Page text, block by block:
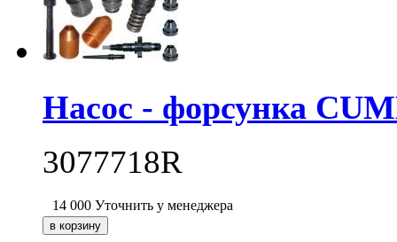
Насос - форсунка
3077718R
14 000 Уточнить у менеджера